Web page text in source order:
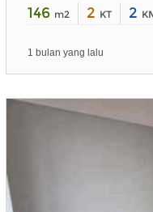
146 m2 2 KT 2
1 bulan yang lalu